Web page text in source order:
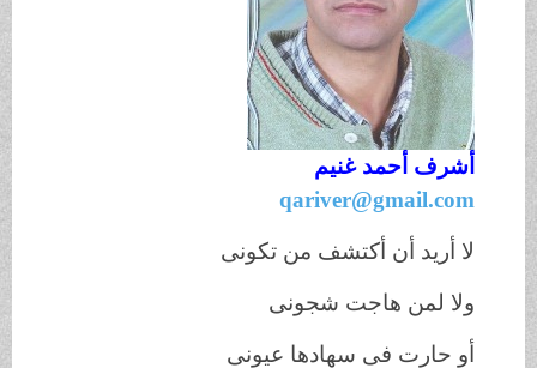
أشرف أحمد غنيم
qariver@gmail.com
لا أريد أن أكتشف من تكونى
ولا لمن هاجت شجونى
أو حارت فى سهادها عيونى